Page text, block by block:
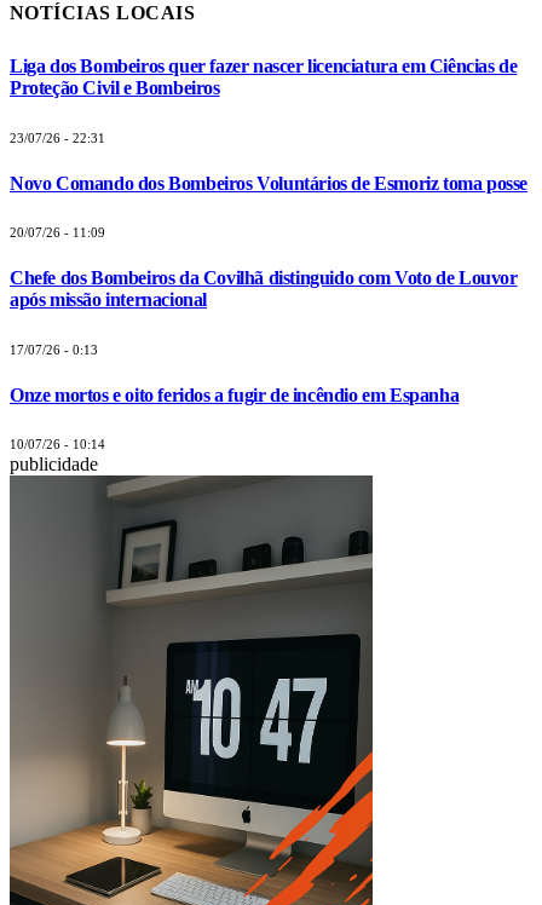
NOTÍCIAS LOCAIS
Liga dos Bombeiros quer fazer nascer licenciatura em Ciências de
Proteção Civil e Bombeiros
23/07/26 - 22:31
Novo Comando dos Bombeiros Voluntários de Esmoriz toma posse
20/07/26 - 11:09
Chefe dos Bombeiros da Covilhã distinguido com Voto de Louvor
após missão internacional
17/07/26 - 0:13
Onze mortos e oito feridos a fugir de incêndio em Espanha
10/07/26 - 10:14
publicidade